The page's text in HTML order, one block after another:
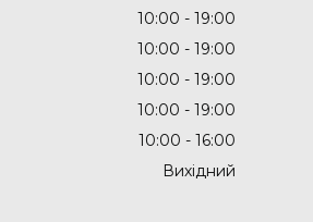
10:00
19:00
10:00
19:00
10:00
19:00
10:00
19:00
10:00
16:00
Вихідний